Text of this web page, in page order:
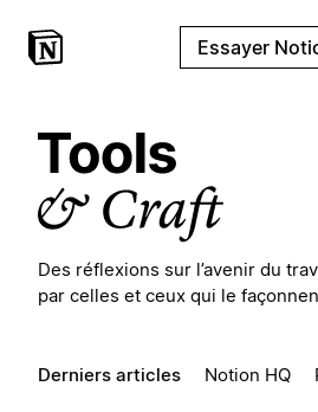
Essayer
Des réflexions sur l’avenir du
par celles et ceux qui le
Derniers articles Notion HQ